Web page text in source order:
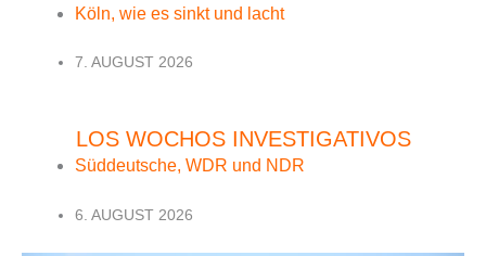
Köln, wie es sinkt und lacht
7. AUGUST 2026
LOS WOCHOS INVESTIGATIVOS
Süddeutsche, WDR und NDR
6. AUGUST 2026